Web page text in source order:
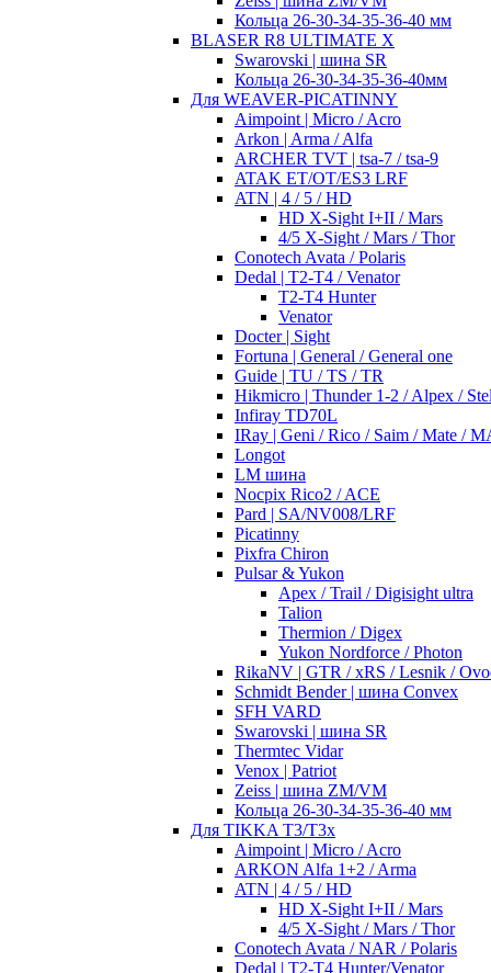
Кольца 26-30-34-35-36-40 мм
BLASER R8 ULTIMATE X
Swarovski | шина SR
Кольца 26-30-34-35-36-40мм
Для WEAVER-PICATINNY
Aimpoint | Micro / Acro
Arkon | Arma / Alfa
ARCHER TVT | tsa-7 / tsa-9
ATAK ET/OT/ES3 LRF
ATN | 4 / 5 / HD
HD X-Sight I+II / Mars
4/5 X-Sight / Mars / Thor
Conotech Avata / Polaris
Dedal | T2-T4 / Venator
T2-T4 Hunter
Venator
Docter | Sight
Fortuna | General / General one
Guide | TU / TS / TR
Hikmicro | Thunder 1-2 / Alpex /
Infiray TD70L
IRay | Geni / Rico / Saim / Mate /
Longot
LM шина
Nocpix Rico2 / ACE
Pard | SA/NV008/LRF
Picatinny
Pixfra Chiron
Pulsar & Yukon
Apex / Trail / Digisight ultra
Talion
Thermion / Digex
Yukon Nordforce / Photon
RikaNV | GTR / xRS / Lesnik /
Schmidt Bender | шина Convex
SFH VARD
Swarovski | шина SR
Thermtec Vidar
Venox | Patriot
Zeiss | шина ZM/VM
Кольца 26-30-34-35-36-40 мм
Для TIKKA T3/T3x
Aimpoint | Micro / Acro
ARKON Alfa 1+2 / Arma
ATN | 4 / 5 / HD
HD X-Sight I+II / Mars
4/5 X-Sight / Mars / Thor
Conotech Avata / NAR / Polaris
Dedal | T2-T4 Hunter/Venator